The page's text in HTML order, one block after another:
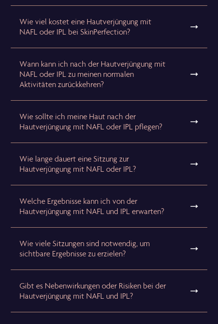
Wie viel kostet eine Hautverjüngung mit
NAFL oder IPL bei SkinPerfection?
Wann kann ich nach der Hautverjüngung mit
NAFL oder IPL zu meinen normalen
Aktivitäten zurückkehren?
Wie sollte ich meine Haut nach der
Hautverjüngung mit NAFL oder IPL pflegen?
Wie lange dauert eine Sitzung zur
Hautverjüngung mit NAFL oder IPL?
Welche Ergebnisse kann ich von der
Hautverjüngung mit NAFL und IPL erwarten?
Wie viele Sitzungen sind notwendig, um
sichtbare Ergebnisse zu erzielen?
Gibt es Nebenwirkungen oder Risiken bei der
Hautverjüngung mit NAFL und IPL?